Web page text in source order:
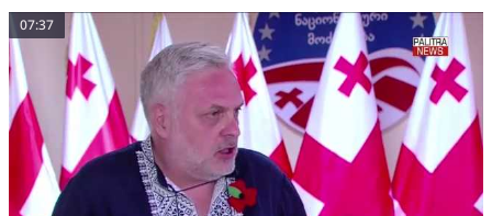
07:37